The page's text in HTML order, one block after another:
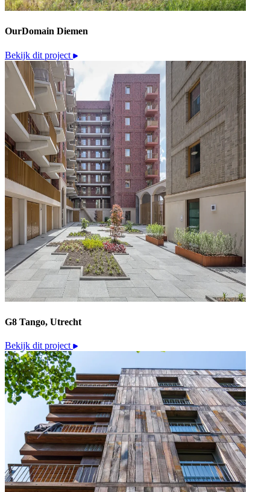
OurDomain Diemen
Bekijk dit project
G8 Tango, Utrecht
Bekijk dit project